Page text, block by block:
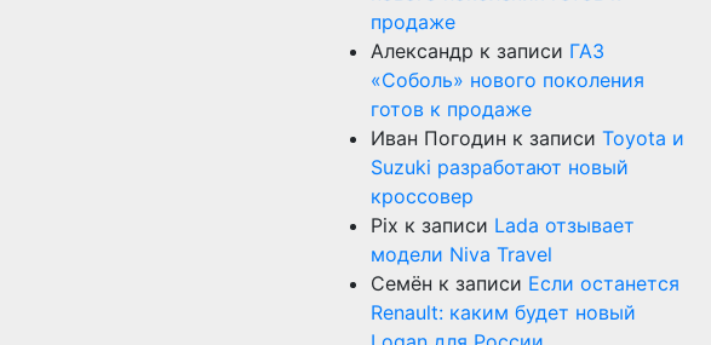
продаже
Александр к записи ГАЗ
«Соболь» нового поколения
готов к продаже
Иван Погодин к записи Toyota и
Suzuki разработают новый
кроссовер
Pix к записи Lada отзывает
модели Niva Travel
Семён к записи Если останется
Renault: каким будет новый